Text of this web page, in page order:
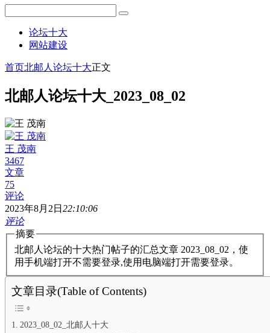
论坛十大
网站建设
首页北邮人论坛十大正文
北邮人论坛十大_2023_08_02
王 茂南
3467
文章
75
评论
2023年8月2日 22:10:06
评论
摘要
北邮人论坛的十大热门帖子的汇总文章 2023_08_02，使
用手机端打开不需要登录,使用电脑端打开需要登录。
文章目录(Table of Contents)
2023_08_02_北邮人十大